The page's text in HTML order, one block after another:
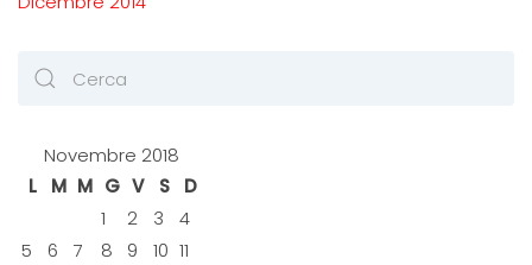
Novembre 2018
L
M M G V S
D
1
2 3
4
5
6 7 8 9 10 11